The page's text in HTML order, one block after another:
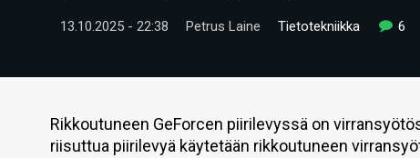
13.10.2025 - 22:38 Petrus Laine Tietotekniikka 6
Rikkoutuneen GeForcen piirilevyssä on
riisuttua piirilevyä käytetään rikkoutuneen